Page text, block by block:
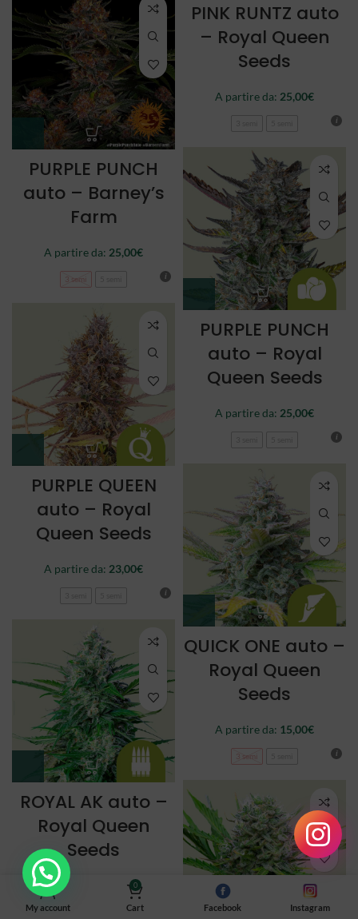
PINK RUNTZ auto
– Royal Queen
Seeds
A partire da: 25,00€
PURPLE PUNCH
auto – Barney’s
Farm
A partire da: 25,00€
3 semi
PURPLE PUNCH
auto – Royal
Queen Seeds
A partire da: 25,00€
PURPLE QUEEN
auto – Royal
Queen Seeds
A partire da: 23,00€
QUICK ONE auto –
Royal Queen
Seeds
A partire da: 15,00€
3 semi
ROYAL AK auto –
Royal Queen
Seeds
A partire da: 22,00€
3 semi
My account
0
Cart Facebook Instagram